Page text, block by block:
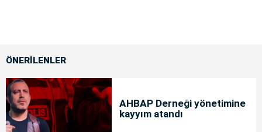
ÖNERİLENLER
AHBAP Derneği yönetimine
kayyım atandı